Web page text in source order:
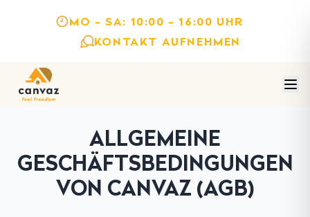
MO - SA: 10:00 - 16:00 UHR
KONTAKT AUFNEHMEN
ALLGEMEINE
GESCHÄFTSBEDINGUNGEN
VON CANVAZ (AGB)